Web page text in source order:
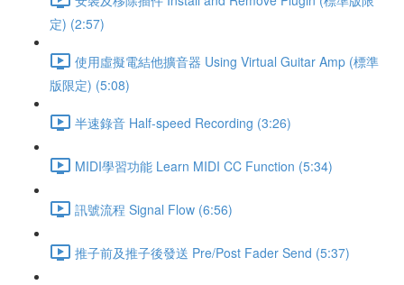
定) (2:57)
使用虛擬電結他擴音器 Using Virtual Guitar Amp (標準
版限定) (5:08)
半速錄音 Half-speed Recording (3:26)
MIDI學習功能 Learn MIDI CC Function (5:34)
訊號流程 Signal Flow (6:56)
推子前及推子後發送 Pre/Post Fader Send (5:37)